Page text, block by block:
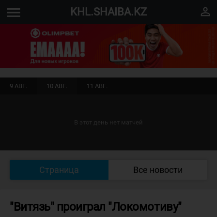
menu KHL.SHAIBA.KZ perm_identity
9 АВГ. 10 АВГ. 11 АВГ.
В этот день нет матчей
Страница Все новости
"Витязь" проиграл "Локомотиву"